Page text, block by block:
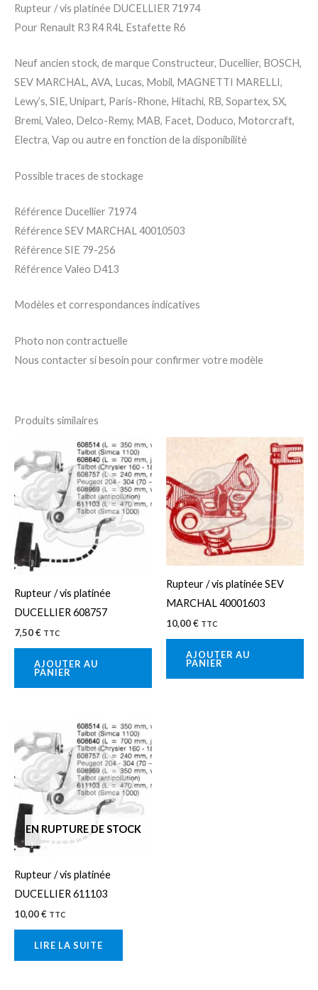
Rupteur / vis platinée DUCELLIER 71974
Pour Renault R3 R4 R4L Estafette R6
Neuf ancien stock, de marque Constructeur, Ducellier, BOSCH,
SEV MARCHAL, AVA, Lucas, Mobil, MAGNETTI MARELLI,
Lewy’s, SIE, Unipart, Paris-Rhone, Hitachi, RB, Sopartex, SX,
Bremi, Valeo, Delco-Remy, MAB, Facet, Doduco, Motorcraft,
Electra, Vap ou autre en fonction de la disponibilité
Possible traces de stockage
Référence Ducellier 71974
Référence SEV MARCHAL 40010503
Référence SIE 79-256
Référence Valeo D413
Modèles et correspondances indicatives
Photo non contractuelle
Nous contacter si besoin pour confirmer votre modèle
Produits similaires
Rupteur / vis platinée
DUCELLIER 608757
7,50€ TTC
AJOUTER AU
PANIER
Rupteur / vis platinée SEV
MARCHAL 40001603
10,00€ TTC
AJOUTER AU
PANIER
EN RUPTURE DE STOCK
Rupteur / vis platinée
DUCELLIER 611103
10,00€ TTC
LIRE LA SUITE